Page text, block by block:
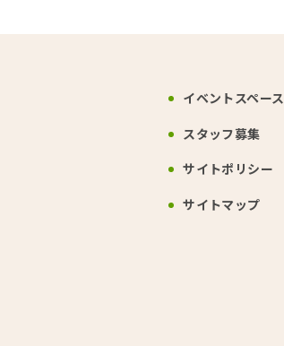
イベントスペース
スタッフ募集
サイトポリシー
サイトマップ